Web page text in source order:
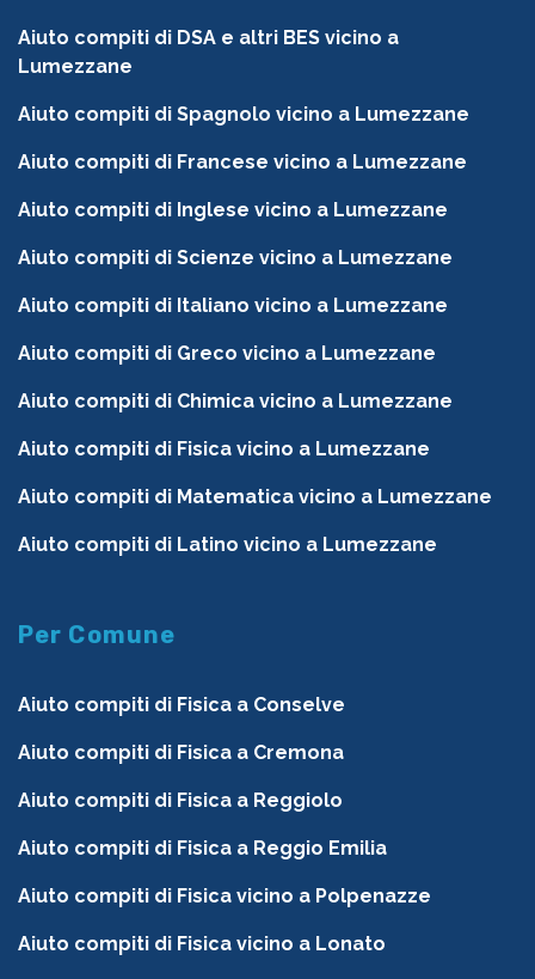
Aiuto compiti di DSA e altri BES vicino a
Lumezzane
Aiuto compiti di Spagnolo vicino a Lumezzane
Aiuto compiti di Francese vicino a Lumezzane
Aiuto compiti di Inglese vicino a Lumezzane
Aiuto compiti di Scienze vicino a Lumezzane
Aiuto compiti di Italiano vicino a Lumezzane
Aiuto compiti di Greco vicino a Lumezzane
Aiuto compiti di Chimica vicino a Lumezzane
Aiuto compiti di Fisica vicino a Lumezzane
Aiuto compiti di Matematica vicino a Lumezzane
Aiuto compiti di Latino vicino a Lumezzane
Per Comune
Aiuto compiti di Fisica a Conselve
Aiuto compiti di Fisica a Cremona
Aiuto compiti di Fisica a Reggiolo
Aiuto compiti di Fisica a Reggio Emilia
Aiuto compiti di Fisica vicino a Polpenazze
Aiuto compiti di Fisica vicino a Lonato